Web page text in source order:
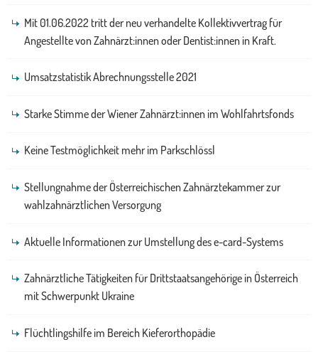
Mit 01.06.2022 tritt der neu verhandelte Kollektivvertrag für
Angestellte von Zahnärzt:innen oder Dentist:innen in Kraft.
Umsatzstatistik Abrechnungsstelle 2021
Starke Stimme der Wiener Zahnärzt:innen im Wohlfahrtsfonds
Keine Testmöglichkeit mehr im Parkschlössl
Stellungnahme der Österreichischen Zahnärztekammer zur
wahlzahnärztlichen Versorgung
Aktuelle Informationen zur Umstellung des e-card-Systems
Zahnärztliche Tätigkeiten für Drittstaatsangehörige in Österreich
mit Schwerpunkt Ukraine
Flüchtlingshilfe im Bereich Kieferorthopädie